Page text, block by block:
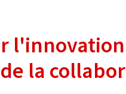
la